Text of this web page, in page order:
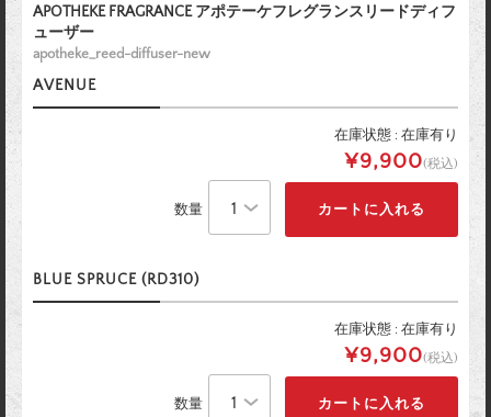
APOTHEKE FRAGRANCE アポテーケフレグランスリードディフ
ューザー
apotheke_reed-diffuser-new
AVENUE
在庫状態 : 在庫有り
¥9,900(税込)
数量
BLUE SPRUCE (RD310)
在庫状態 : 在庫有り
¥9,900(税込)
数量